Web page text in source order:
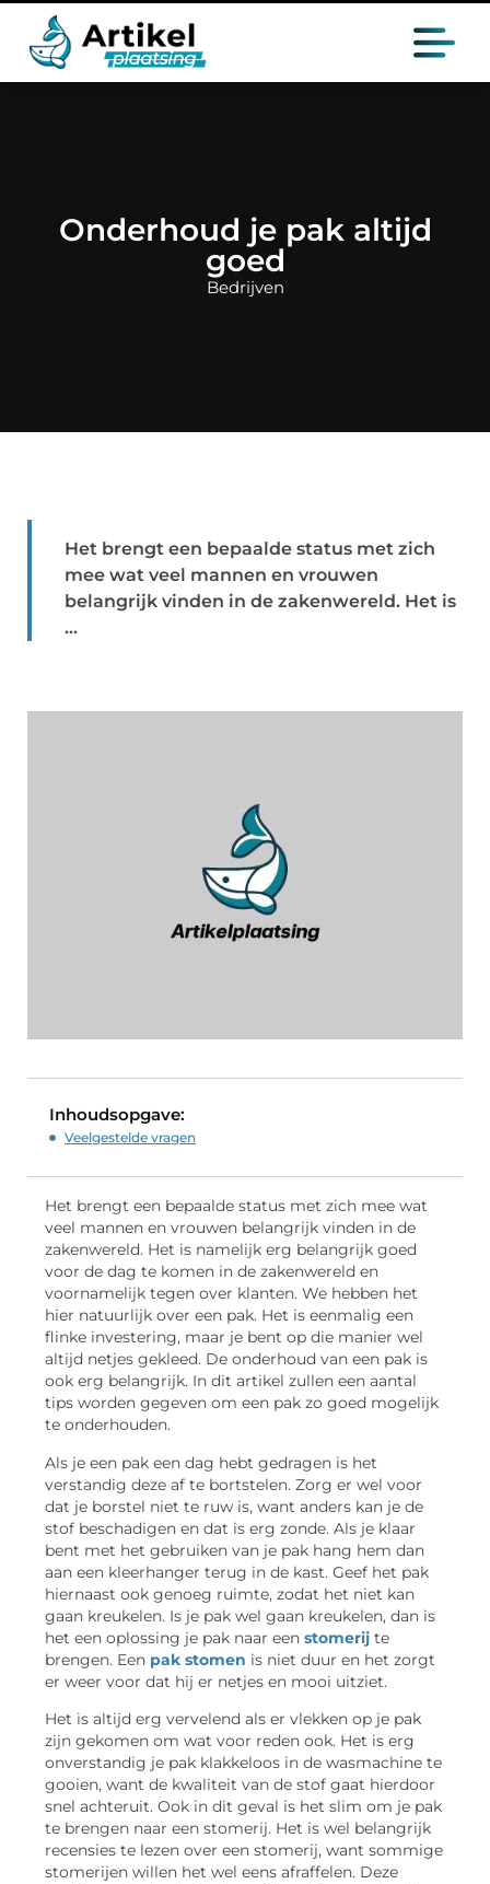
Onderhoud je pak altijd
goed
Bedrijven
Het brengt een bepaalde status met zich
mee wat veel mannen en vrouwen
belangrijk vinden in de zakenwereld. Het is
...
Inhoudsopgave:
Veelgestelde vragen
Het brengt een bepaalde status met zich mee wat
veel mannen en vrouwen belangrijk vinden in de
zakenwereld. Het is namelijk erg belangrijk goed
voor de dag te komen in de zakenwereld en
voornamelijk tegen over klanten. We hebben het
hier natuurlijk over een pak. Het is eenmalig een
flinke investering, maar je bent op die manier wel
altijd netjes gekleed. De onderhoud van een pak is
ook erg belangrijk. In dit artikel zullen een aantal
tips worden gegeven om een pak zo goed mogelijk
te onderhouden.
Als je een pak een dag hebt gedragen is het
verstandig deze af te bortstelen. Zorg er wel voor
dat je borstel niet te ruw is, want anders kan je de
stof beschadigen en dat is erg zonde. Als je klaar
bent met het gebruiken van je pak hang hem dan
aan een kleerhanger terug in de kast. Geef het pak
hiernaast ook genoeg ruimte, zodat het niet kan
gaan kreukelen. Is je pak wel gaan kreukelen, dan is
het een oplossing je pak naar een stomerij te
brengen. Een pak stomen is niet duur en het zorgt
er weer voor dat hij er netjes en mooi uitziet.
Het is altijd erg vervelend als er vlekken op je pak
zijn gekomen om wat voor reden ook. Het is erg
onverstandig je pak klakkeloos in de wasmachine te
gooien, want de kwaliteit van de stof gaat hierdoor
snel achteruit. Ook in dit geval is het slim om je pak
te brengen naar een stomerij. Het is wel belangrijk
recensies te lezen over een stomerij, want sommige
stomerijen willen het wel eens afraffelen. Deze